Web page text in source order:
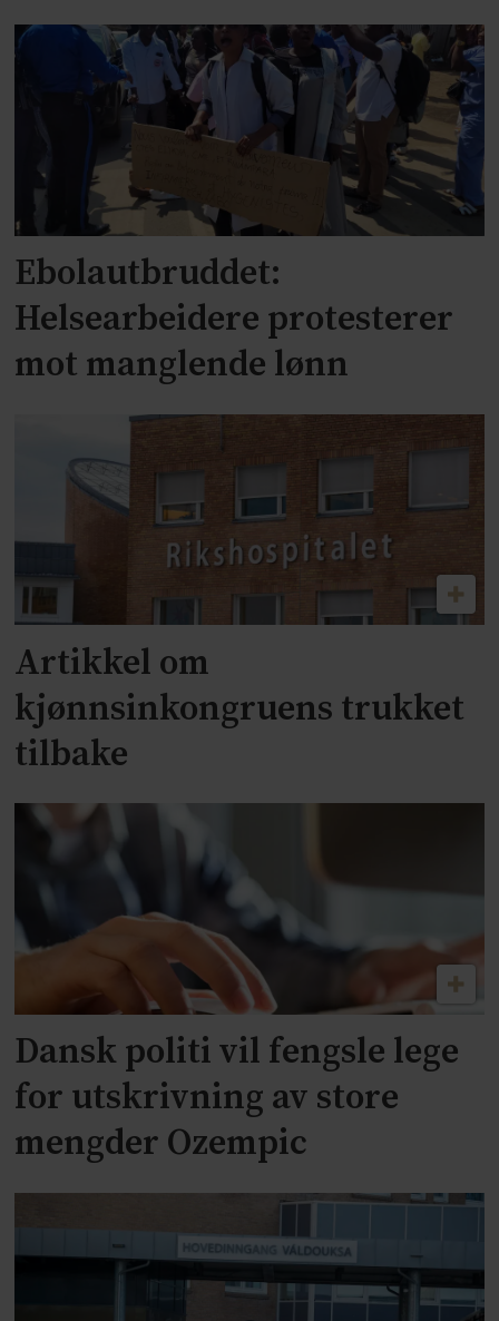
Ebolautbruddet:
Helsearbeidere protesterer
mot manglende lønn
Artikkel om
kjønnsinkongruens trukket
tilbake
Dansk politi vil fengsle lege
for utskrivning av store
mengder Ozempic